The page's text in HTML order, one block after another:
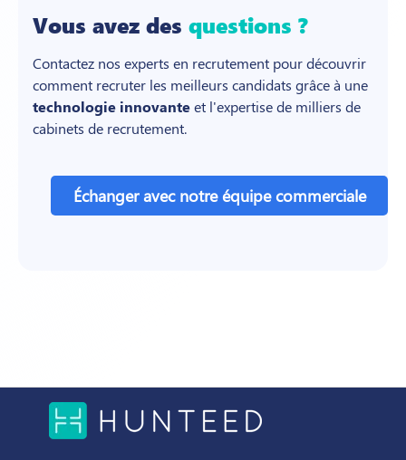
Vous avez desquestions ?
Contactez nos experts en recrutement pour découvrir
comment recruter les meilleurs candidats grâce à une
technologie innovanteet l'expertise de milliers de
cabinets de recrutement.
Échanger avec notre équipe commerciale